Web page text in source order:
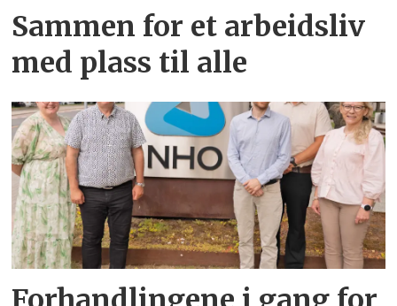
Sammen for et arbeidsliv
med plass til alle